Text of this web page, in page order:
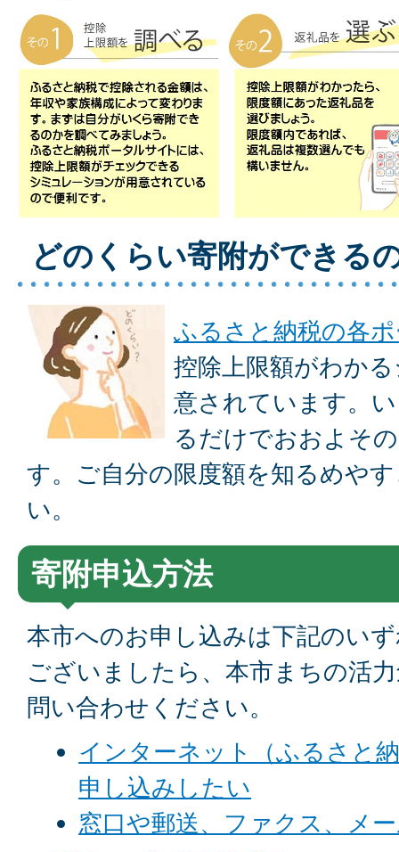
どのくらい寄附ができる
ふるさと納税の各
控除上限額がわか
意されています。
るだけでおおよそ
す。ご自分の限度額を知るめや
い。
寄附申込方法
本市へのお申し込みは下記のい
ございましたら、本市まちの活
問い合わせください。
インターネット（ふるさと
申し込みしたい
窓口や郵送、ファクス、メ